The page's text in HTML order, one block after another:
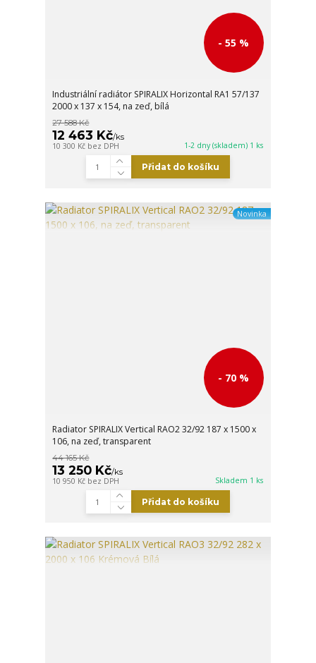
- 55 %
Industriální radiátor SPIRALIX Horizontal RA1 57/137
2000 x 137 x 154, na zeď, bílá
27 588 Kč
12 463 Kč/ks
10 300 Kč bez DPH 1-2 dny (skladem) 1 ks
Přidat do košíku
Novinka
- 70 %
Radiator SPIRALIX Vertical RAO2 32/92 187 x 1500 x
106, na zeď, transparent
44 165 Kč
13 250 Kč/ks
10 950 Kč bez DPH Skladem 1 ks
Přidat do košíku